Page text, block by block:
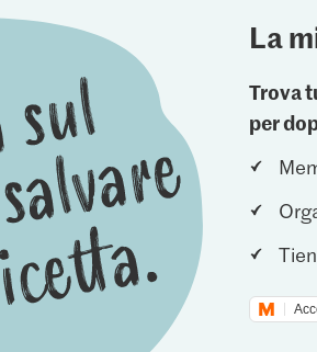
La
Trova
per